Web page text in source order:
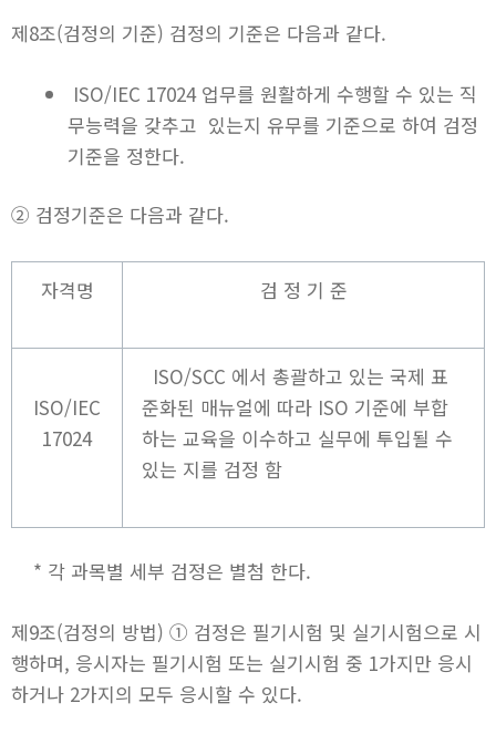
제8조(검정의 기준) 검정의 기준은 다음과 같다.
ISO/IEC 17024 업무를 원활하게 수행할 수 있는 직
무능력을 갖추고 있는지 유무를 기준으로 하여 검정
기준을 정한다.
② 검정기준은 다음과 같다.
자격명 검 정 기 준
ISO/IEC
17024
ISO/SCC 에서 총괄하고 있는 국제 표
준화된 매뉴얼에 따라 ISO 기준에 부합
하는 교육을 이수하고 실무에 투입될 수
있는 지를 검정 함
* 각 과목별 세부 검정은 별첨 한다.
제9조(검정의 방법) ① 검정은 필기시험 및 실기시험으로 시
행하며, 응시자는 필기시험 또는 실기시험 중 1가지만 응시
하거나 2가지의 모두 응시할 수 있다.